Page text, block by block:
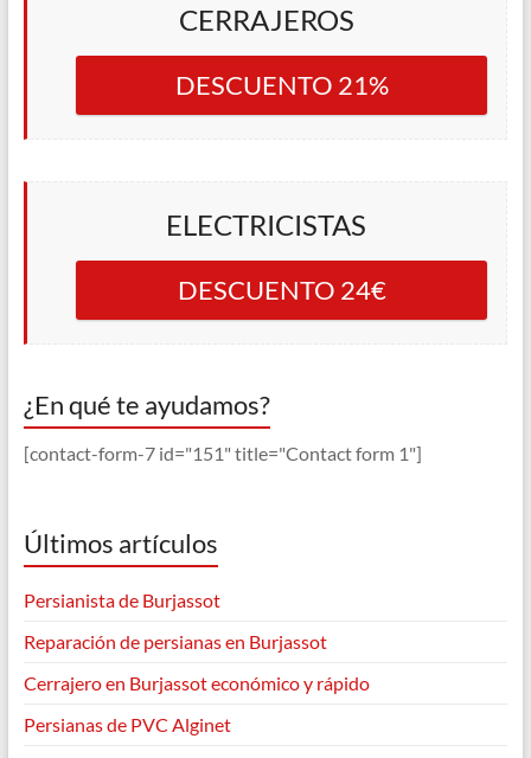
CERRAJEROS
DESCUENTO 21%
ELECTRICISTAS
DESCUENTO 24€
¿En qué te ayudamos?
[contact-form-7 id="151" title="Contact form 1"]
Últimos artículos
Persianista de Burjassot
Reparación de persianas en Burjassot
Cerrajero en Burjassot económico y rápido
Persianas de PVC Alginet